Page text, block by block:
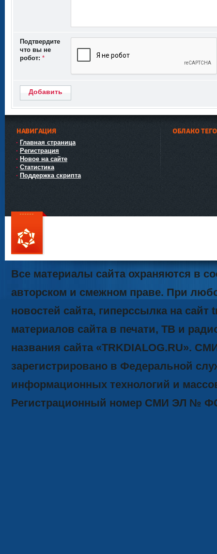
Подтвердите
что вы не
робот: *
Добавить
НАВИГАЦИЯ
Главная страница
Регистрация
Новое на сайте
Статистика
Поддержка скрипта
ОБЛАКО
111
Все материалы сайта охраняются в
авторском и смежном праве. При
новостей сайта, гиперссылка на
материалов сайта в печати, ТВ и
названия сайта «TRKDIALOG.RU».
зарегистрировано в Федеральной
информационных технологий и
Регистрационный номер СМИ ЭЛ №